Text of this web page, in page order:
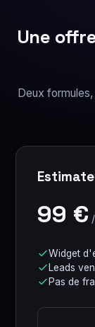
Une
Deux formules,
99 €
Widget
Leads
Pas de